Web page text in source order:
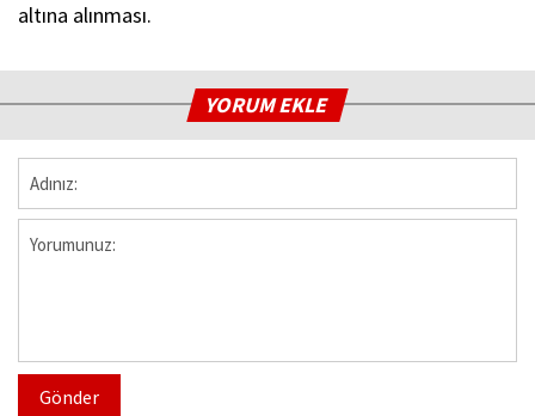
altına alınması.
YORUM EKLE
Gönder